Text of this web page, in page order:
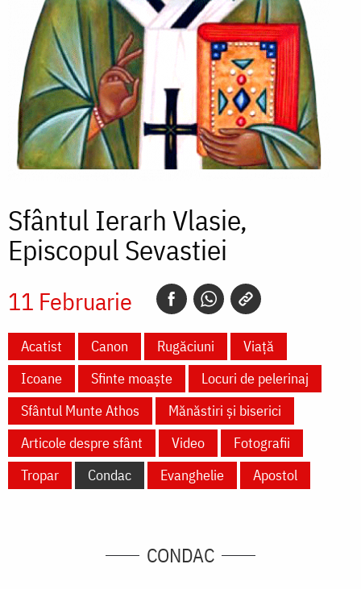
Sfântul Ierarh Vlasie,
Episcopul Sevastiei
11 Februarie
Acatist Canon Rugăciuni
Viață
Icoane
Sfinte moaște
Locuri de pelerinaj
Sfântul Munte Athos
Mănăstiri și biserici
Articole despre sfânt
Video
Fotografii
Tropar
Condac Evanghelie Apostol
CONDAC